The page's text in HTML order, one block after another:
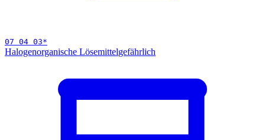
07 04 03*
Halogenorganische Lösemittelgefährlich